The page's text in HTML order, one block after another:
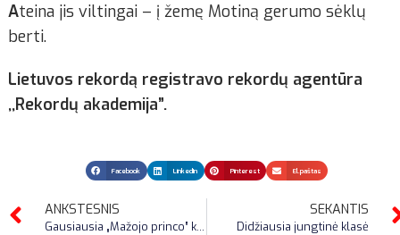
Ateina jis viltingai – į žemę Motiną gerumo sėklų
berti.
Lietuvos rekordą registravo rekordų agentūra
,,Rekordų akademija”.
Facebook LinkedIn Pinterest El.paštas
ANKSTESNIS
Gausiausia „Mažojo princo” kolekcija
SEKANTIS
Didžiausia jungtinė klasė